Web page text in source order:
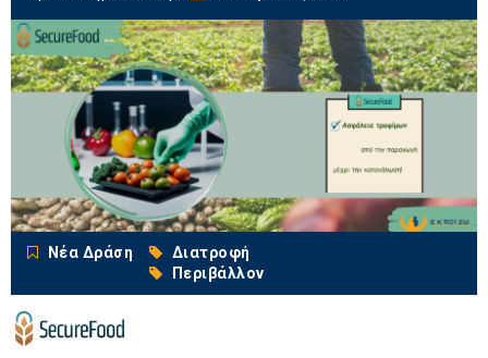
Νέα Δράση
Διατροφή
Περιβάλλον